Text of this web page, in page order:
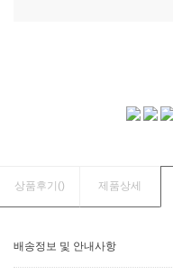
상품후기() 제품상세
배송정보 및 안내사항